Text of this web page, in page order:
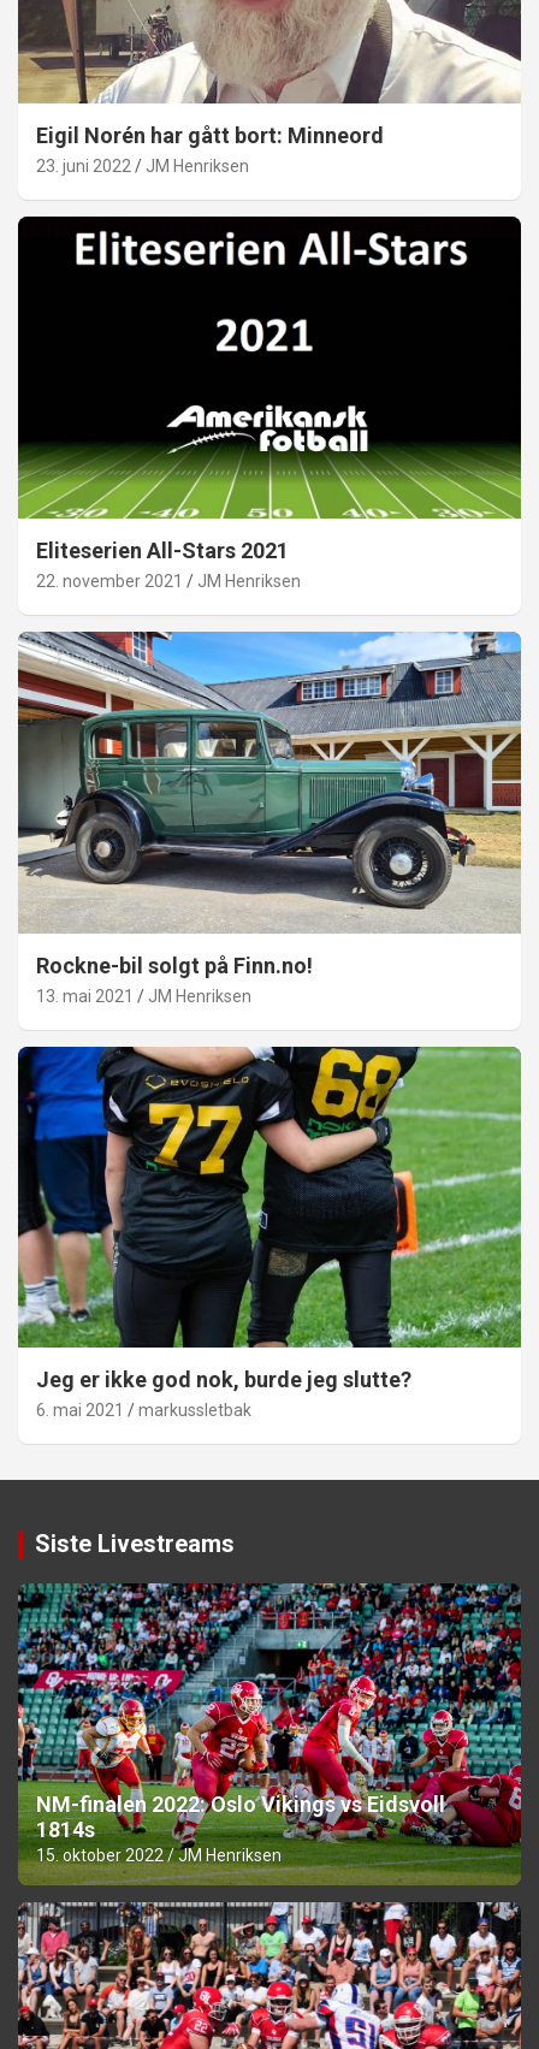
Eigil Norén har gått bort: Minneord
23. juni 2022 JM Henriksen
Eliteserien All-Stars 2021
22. november 2021 JM Henriksen
Rockne-bil solgt på Finn.no!
13. mai 2021 JM Henriksen
Jeg er ikke god nok, burde jeg slutte?
6. mai 2021 markussletbak
Siste Livestreams
NM-finalen 2022: Oslo Vikings vs Eidsvoll
1814s
15. oktober 2022 JM Henriksen